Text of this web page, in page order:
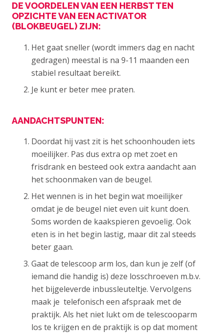
DE VOORDELEN VAN EEN HERBST TEN
OPZICHTE VAN EEN ACTIVATOR
(BLOKBEUGEL) ZIJN:
Het gaat sneller (wordt immers dag en nacht
gedragen) meestal is na 9-11 maanden een
stabiel resultaat bereikt.
Je kunt er beter mee praten.
AANDACHTSPUNTEN:
Doordat hij vast zit is het schoonhouden iets
moeilijker. Pas dus extra op met zoet en
frisdrank en besteed ook extra aandacht aan
het schoonmaken van de beugel.
Het wennen is in het begin wat moeilijker
omdat je de beugel niet even uit kunt doen.
Soms worden de kaakspieren gevoelig. Ook
eten is in het begin lastig, maar dit zal steeds
beter gaan.
Gaat de telescoop arm los, dan kun je zelf (of
iemand die handig is) deze losschroeven m.b.v.
het bijgeleverde inbussleuteltje. Vervolgens
maak je telefonisch een afspraak met de
praktijk. Als het niet lukt om de telescooparm
los te krijgen en de praktijk is op dat moment